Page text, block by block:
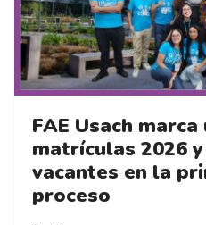
FAE Usach
matrículas 2026
vacantes en la
proceso